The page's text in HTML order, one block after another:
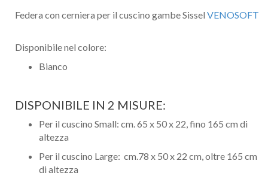
Federa con cerniera per il cuscino gambe Sissel VENOSOFT
Disponibile nel colore:
Bianco
DISPONIBILE IN 2 MISURE:
Per il cuscino Small: cm. 65 x 50 x 22, fino 165 cm di
altezza
Per il cuscino Large: cm.78 x 50 x 22 cm, oltre 165 cm
di altezza